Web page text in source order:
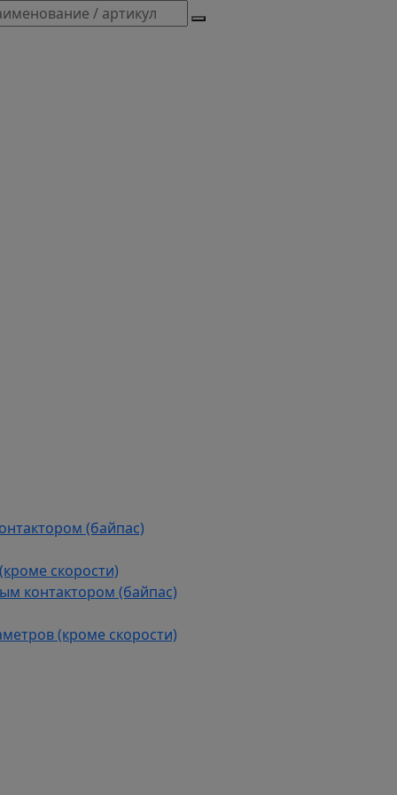
(байпас)
скорости)
контактором (байпас)
(кроме скорости)